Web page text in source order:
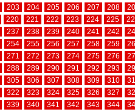
203 204 205 206 207 208
220 221 222 223 224 225
237 238 239 240 241 242
254 255 256 257 258 259
271 272 273 274 275 276
288 289 290 291 292 293
305 306 307 308 309 310
322 323 324 325 326 327
339 340 341 342 343 344